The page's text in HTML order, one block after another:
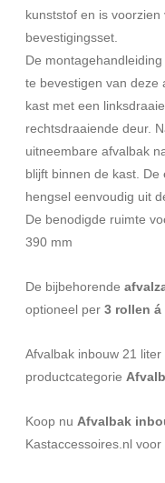
kunststof en is
bevestigingsset.
De
te bevestigen van deze
kast met een
rechtsdraaiende deur.
uitneembare afvalbak
blijft binnen de kast.
hengsel eenvoudig uit
De benodigde ruimte
390 mm
De bijbehorende
optioneel per 3 rollen á
Afvalbak inbouw 21 liter
productcategorie
Koop nu Afvalbak
Kastaccessoires.nl